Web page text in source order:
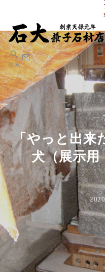
検索
—
「やっと出来
犬（展示用